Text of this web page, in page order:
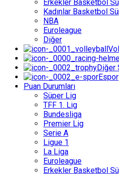
Erkekler Basketbol
Kadınlar Basketbol
NBA
Euroleague
Diğer
Diğer
Espor
Puan Durumları
Süper Lig
TFF 1. Lig
Bundesliga
Premier Lig
Serie A
Ligue 1
La Liga
Euroleague
Erkekler Basketbol